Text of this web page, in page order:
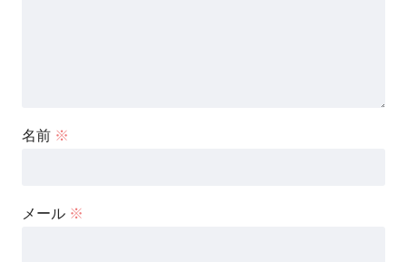
名前 ※
メール ※